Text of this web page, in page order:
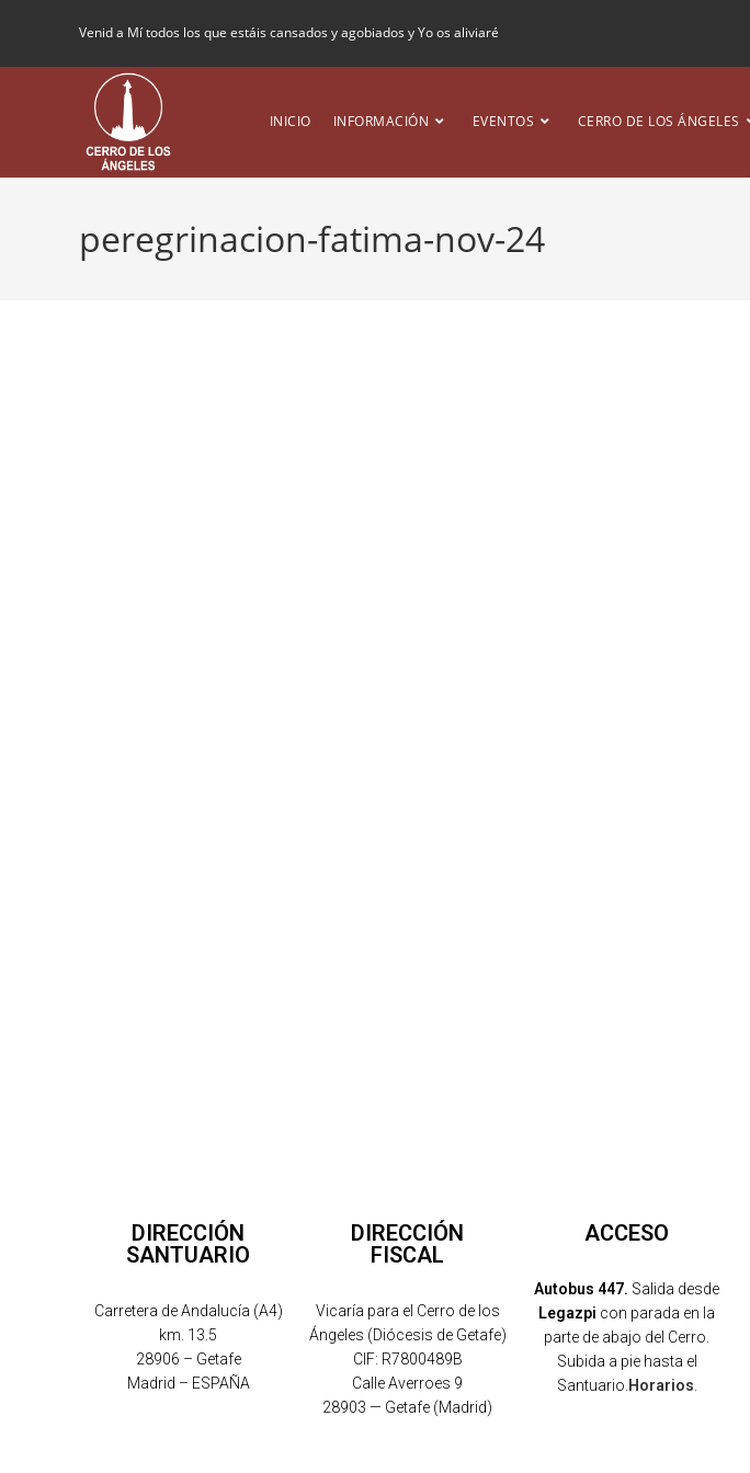
Venid a Mí todos los que estáis cansados y agobiados y Yo os aliviaré
INICIO INFORMACIÓN EVENTOS CERRO DE LOS ÁNGELES
peregrinacion-fatima-nov-24
DIRECCIÓN
SANTUARIO
Carretera de Andalucía (A4)
km. 13.5
28906 – Getafe
Madrid – ESPAÑA
DIRECCIÓN
FISCAL
Vicaría para el Cerro de los
Ángeles (Diócesis de Getafe)
CIF: R7800489B
Calle Averroes 9
28903 — Getafe (Madrid)
ACCESO
Autobus 447. Salida desde
Legazpi con parada en la
parte de abajo del Cerro.
Subida a pie hasta el
Santuario. Horarios